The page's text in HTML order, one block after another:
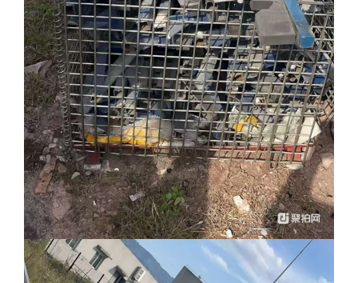
赔偿责任。
委托方和河北中废通拍卖有限公司还将依法追究窃取方的
行政责任、民事责任或刑事责任。
七、买定成交（中标）后，买受人应于拉货前，自行
向委托方索要收款账号，并将标的物预处置货款转入该指定账
号中，同时签订《废旧物资销售合同》。
八、委托方和河北中废通拍卖有限公司不对标的物做任何
担保、保证、承诺，具体处置物资以委托方的实际指定为准，
按委托方的要求进行处置、清理、运输。
九、本次竞价是最高价审批。
十、其他特殊事项
十一、最高价审批是指“在某些特殊行业、特殊物品的竞价